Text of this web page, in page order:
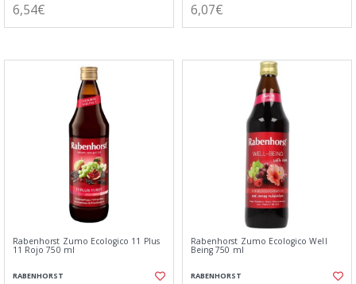
6,54€ 6,07€
Rabenhorst Zumo Ecologico 11 Plus
11 Rojo 750 ml
RABENHORST
Rabenhorst Zumo Ecologico Well
Being 750 ml
RABENHORST